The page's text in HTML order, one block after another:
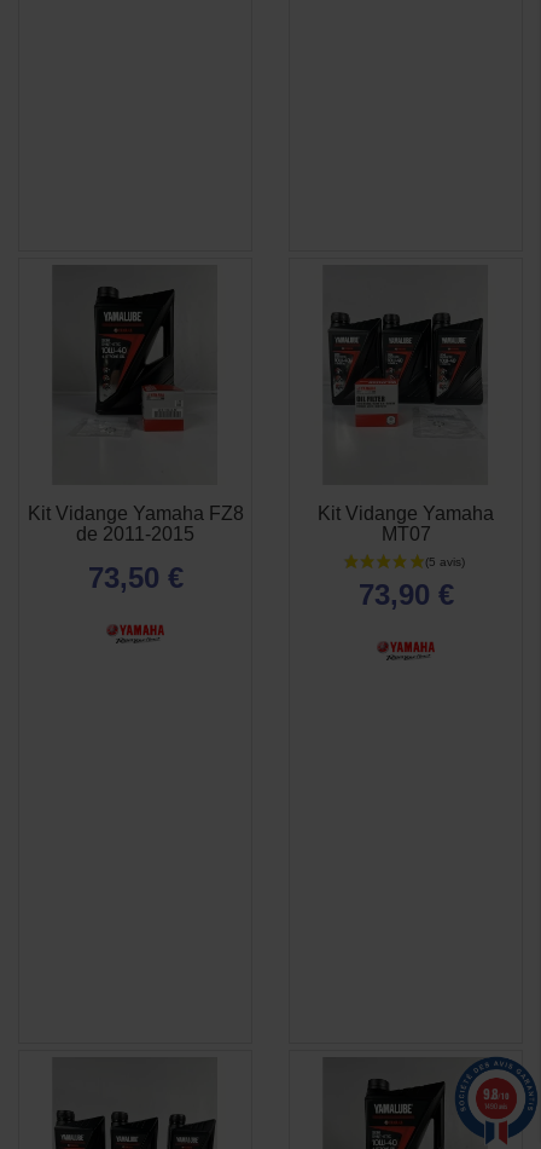
Kit Vidange Yamaha FZ8
de 2011-2015
73,50 €
Kit Vidange Yamaha
MT07
73,90 €
APERÇU
RAPIDE
APERÇU
RAPIDE
9.8/10
1490 avis